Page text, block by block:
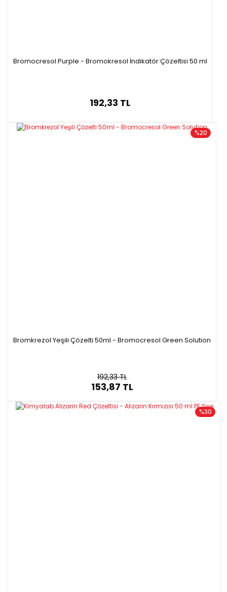
Bromocresol Purple - Bromokresol İndikatör Çözeltisi 50 ml
192,33 TL
%20
Bromkrezol Yeşili Çözelti 50ml - Bromocresol Green Solution
192,33 TL
153,87 TL
%30